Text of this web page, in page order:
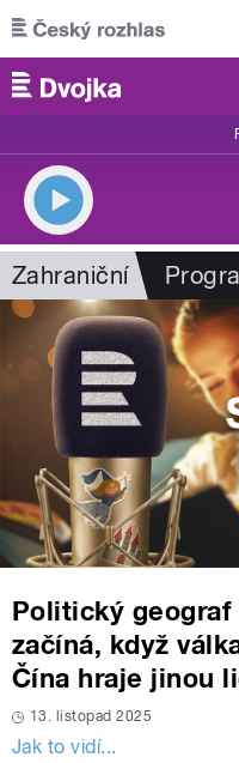
Přejít k hlavnímu obsahu
Zahraniční
Politický geograf
začíná, když
Čína hraje jinou
13. listopad 2025
Jak to vidí...